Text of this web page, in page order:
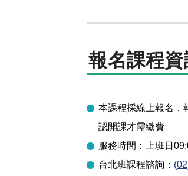
報名課程資
本課程採線上報名，
認開課才需繳費
服務時間：上班日
台北班課程諮詢：